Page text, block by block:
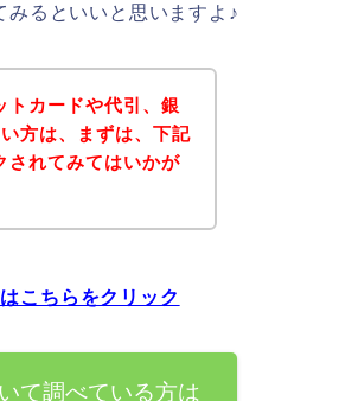
るといいと思いますよ♪
カードや代引、銀
方は、まずは、下記
されてみてはいかが
こちらをクリック
て調べている方は